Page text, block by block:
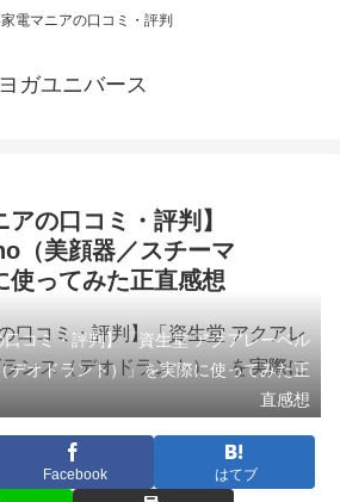
電マニアの口コミ・評判
ヨガユニバース
アの口コミ・評判】
（美顔器／スチーマ
使ってみた正直感想
コミ・評判】「資生堂 アクアレーベル
デオドラント）」を実際に使ってみた正
直感想
Facebook はてブ